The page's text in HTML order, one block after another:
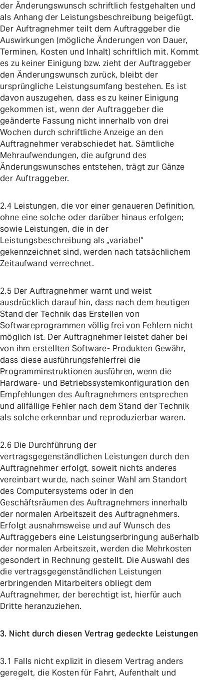
der Änderungswunsch schriftlich festgehalten und
als Anhang der Leistungsbeschreibung beigefügt.
Der Auftragnehmer teilt dem Auftraggeber die
Auswirkungen (mögliche Änderungen von Dauer,
Terminen, Kosten und Inhalt) schriftlich mit. Kommt
es zu keiner Einigung bzw. zieht der Auftraggeber
den Änderungswunsch zurück, bleibt der
ursprüngliche Leistungsumfang bestehen. Es ist
davon auszugehen, dass es zu keiner Einigung
gekommen ist, wenn der Auftraggeber die
geänderte Fassung nicht innerhalb von drei
Wochen durch schriftliche Anzeige an den
Auftragnehmer verabschiedet hat. Sämtliche
Mehraufwendungen, die aufgrund des
Änderungswunsches entstehen, trägt zur Gänze
der Auftraggeber.
2.4 Leistungen, die vor einer genaueren Definition,
ohne eine solche oder darüber hinaus erfolgen;
sowie Leistungen, die in der
Leistungsbeschreibung als „variabel“
gekennzeichnet sind, werden nach tatsächlichem
Zeitaufwand verrechnet.
2.5 Der Auftragnehmer warnt und weist
ausdrücklich darauf hin, dass nach dem heutigen
Stand der Technik das Erstellen von
Softwareprogrammen völlig frei von Fehlern nicht
möglich ist. Der Auftragnehmer leistet daher bei
von ihm erstellten Software- Produkten Gewähr,
dass diese ausführungsfehlerfrei die
Programminstruktionen ausführen, wenn die
Hardware- und Betriebssystemkonfiguration den
Empfehlungen des Auftragnehmers entsprechen
und allfällige Fehler nach dem Stand der Technik
als solche erkennbar und reproduzierbar waren.
2.6 Die Durchführung der
vertragsgegenständlichen Leistungen durch den
Auftragnehmer erfolgt, soweit nichts anderes
vereinbart wurde, nach seiner Wahl am Standort
des Computersystems oder in den
Geschäftsräumen des Auftragnehmers innerhalb
der normalen Arbeitszeit des Auftragnehmers.
Erfolgt ausnahmsweise und auf Wunsch des
Auftraggebers eine Leistungserbringung außerhalb
der normalen Arbeitszeit, werden die Mehrkosten
gesondert in Rechnung gestellt. Die Auswahl des
die vertragsgegenständlichen Leistungen
erbringenden Mitarbeiters obliegt dem
Auftragnehmer, der berechtigt ist, hierfür auch
Dritte heranzuziehen.
3. Nicht durch diesen Vertrag gedeckte Leistungen
3.1 Falls nicht explizit in diesem Vertrag anders
geregelt, die Kosten für Fahrt, Aufenthalt und